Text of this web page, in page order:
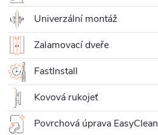
Univerzální montáž
Zalamovací dveře
FastInstall
Kovová rukojeť
Povrchová úprava EasyClean